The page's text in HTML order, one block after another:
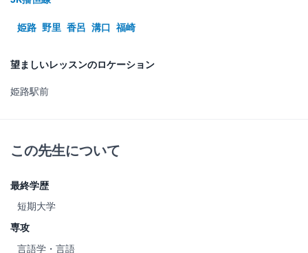
姫路 野里 香呂 溝口 福崎
望ましいレッスンのロケーション
姫路駅前
この先生について
最終学歴
短期大学
専攻
言語学・言語